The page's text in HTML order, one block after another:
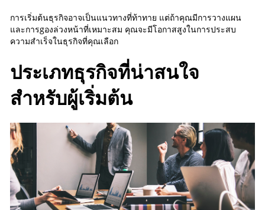
การเริ่มต้นธุรกิจอาจเป็นแนวทางที่ท้าทาย แต่ถ้าคุณมีการวางแผน
และการgองล่วงหน้าที่เหมาะสม คุณจะมีโอกาสสูงในการประสบ
ความสำเร็จในธุรกิจที่คุณเลือก
ประเภทธุรกิจที่น่าสนใจ
สำหรับผู้เริ่มต้น